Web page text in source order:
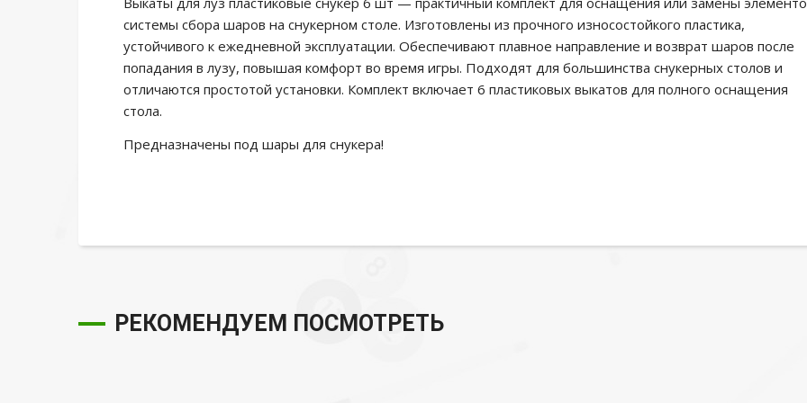
системы сбора шаров на снукерном столе. Изготовлены из прочного износостойкого пластика,
устойчивого к ежедневной эксплуатации. Обеспечивают плавное направление и возврат шаров после
попадания в лузу, повышая комфорт во время игры. Подходят для большинства снукерных столов и
отличаются простотой установки. Комплект включает 6 пластиковых выкатов для полного оснащения
стола.
Предназначены под шары для снукера!
РЕКОМЕНДУЕМ ПОСМОТРЕТЬ